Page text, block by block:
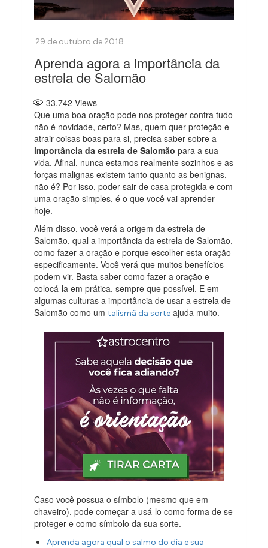
Aprenda agora a importância da
estrela de Salomão
33.742 Views
Que uma boa oração pode nos proteger contra tudo
não é novidade, certo? Mas, quem quer proteção e
atrair coisas boas para si, precisa saber sobre a
importância da estrela de Salomão para a sua
vida. Afinal, nunca estamos realmente sozinhos e as
forças malignas existem tanto quanto as benignas,
não é? Por isso, poder sair de casa protegida e com
uma oração simples, é o que você vai aprender
hoje.
Além disso, você verá a origem da estrela de
Salomão, qual a importância da estrela de Salomão,
como fazer a oração e porque escolher esta oração
especificamente. Você verá que muitos benefícios
podem vir. Basta saber como fazer a oração e
colocá-la em prática, sempre que possível. E em
algumas culturas a importância de usar a estrela de
Salomão como umtalismã da sorte ajuda muito.
Caso você possua o símbolo (mesmo que em
chaveiro), pode começar a usá-lo como forma de se
proteger e como símbolo da sua sorte.
Aprenda agora qual o salmo do dia e sua